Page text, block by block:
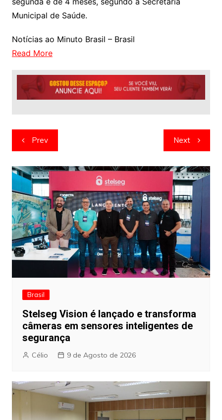
Municipal de Saúde.
Notícias ao Minuto Brasil – Brasil
Read More
Navegação
de
artigos
Prev Next
Brasil
Stelseg Vision é lançado e transforma
câmeras em sensores inteligentes de
segurança
Célio 9 de Agosto de 2026